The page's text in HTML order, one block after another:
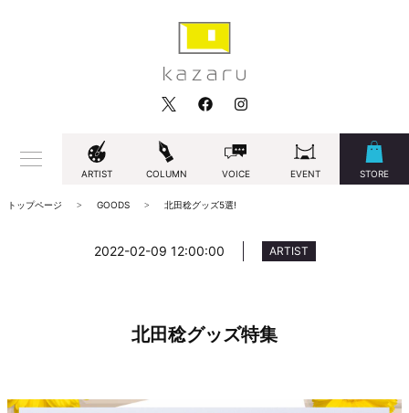
ARTIST COLUMN VOICE EVENT STORE
トップページ GOODS 北田稔グッズ5選!
2022-02-09 12:00:00 ARTIST
北田稔グッズ特集